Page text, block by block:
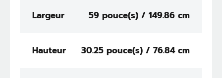
Largeur 59 pouce(s) / 149.86 cm
Hauteur 30.25 pouce(s) / 76.84 cm